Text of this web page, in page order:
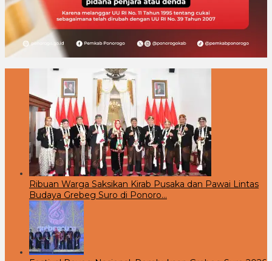
Ribuan Warga Saksikan Kirab Pusaka dan Pawai Lintas
Budaya Grebeg Suro di Ponoro…